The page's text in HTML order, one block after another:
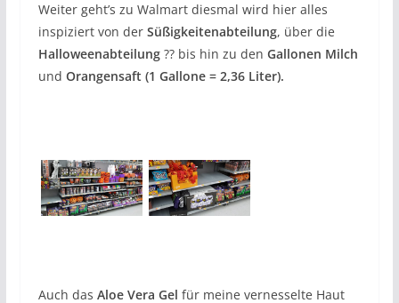
Weiter geht’s zu Walmart diesmal wird hier alles
inspiziert von der Süßigkeitenabteilung, über die
Halloweenabteilung ?? bis hin zu den Gallonen Milch
und Orangensaft (1 Gallone = 2,36 Liter).
Auch das Aloe Vera Gel für meine vernesselte Haut